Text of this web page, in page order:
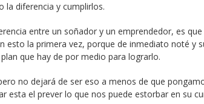
la diferencia y cumplirlos.
entre un soñador y un emprendedor, es
esto la primera vez, porque de inmediato noté y
que hay de por medio para lograrlo.
no dejará de ser eso a menos de que
esta el prever lo que nos puede estorbar en su